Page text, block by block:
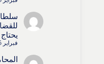
فبراير 15, 2026